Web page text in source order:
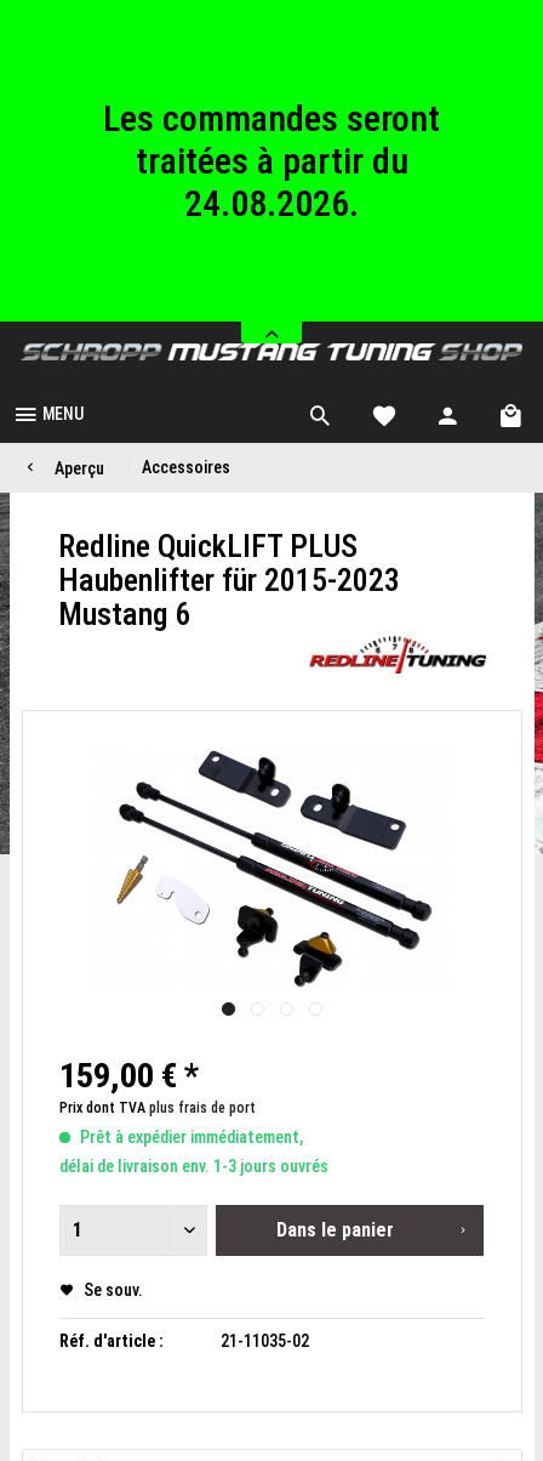
Les commandes seront
traitées à partir du
24.08.2026.
au dimanche
23.08.2026.
MENU
Aperçu Accessoires
Redline QuickLIFT PLUS
Haubenlifter für 2015-2023
Mustang 6
159,00 € *
Prix dont TVA plus frais de port
Prêt à expédier immédiatement,
délai de livraison env. 1-3 jours ouvrés
Dans le panier
Se souv.
Réf. d'article : 21-11035-02